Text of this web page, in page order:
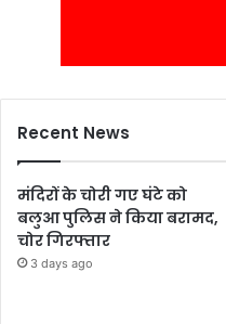
Recent News
मंदिरों के चोरी गए घंटे को
बलुआ पुलिस ने किया बरामद,
चोर गिरफ्तार
3 days ago